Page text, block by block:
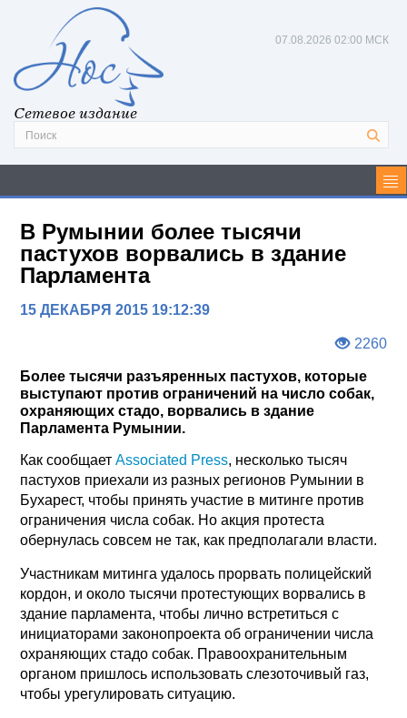
Сетевое издание
07.08.2026 02:00 МСК
В Румынии более тысячи
пастухов ворвались в здание
Парламента
15 ДЕКАБРЯ 2015 19:12:39
2260
Более тысячи разъяренных пастухов, которые
выступают против ограничений на число собак,
охраняющих стадо, ворвались в здание
Парламента Румынии.
Как сообщаетAssociated Press, несколько тысяч
пастухов приехали из разных регионов Румынии в
Бухарест, чтобы принять участие в митинге против
ограничения числа собак. Но акция протеста
обернулась совсем не так, как предполагали власти.
Участникам митинга удалось прорвать полицейский
кордон, и около тысячи протестующих ворвались в
здание парламента, чтобы лично встретиться с
инициаторами законопроекта об ограничении числа
охраняющих стадо собак. Правоохранительным
органом пришлось использовать слезоточивый газ,
чтобы урегулировать ситуацию.